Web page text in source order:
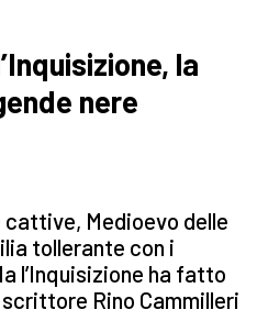
la
nere
Medioevo delle
tollerante con i
l’Inquisizione ha fatto
scrittore Rino Cammilleri